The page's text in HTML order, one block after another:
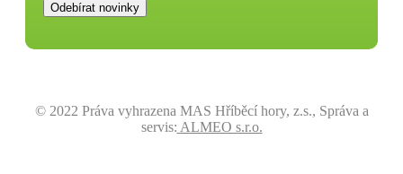
© 2022 Práva vyhrazena MAS Hříběcí hory, z.s., Správa a
servis: ALMEO s.r.o.